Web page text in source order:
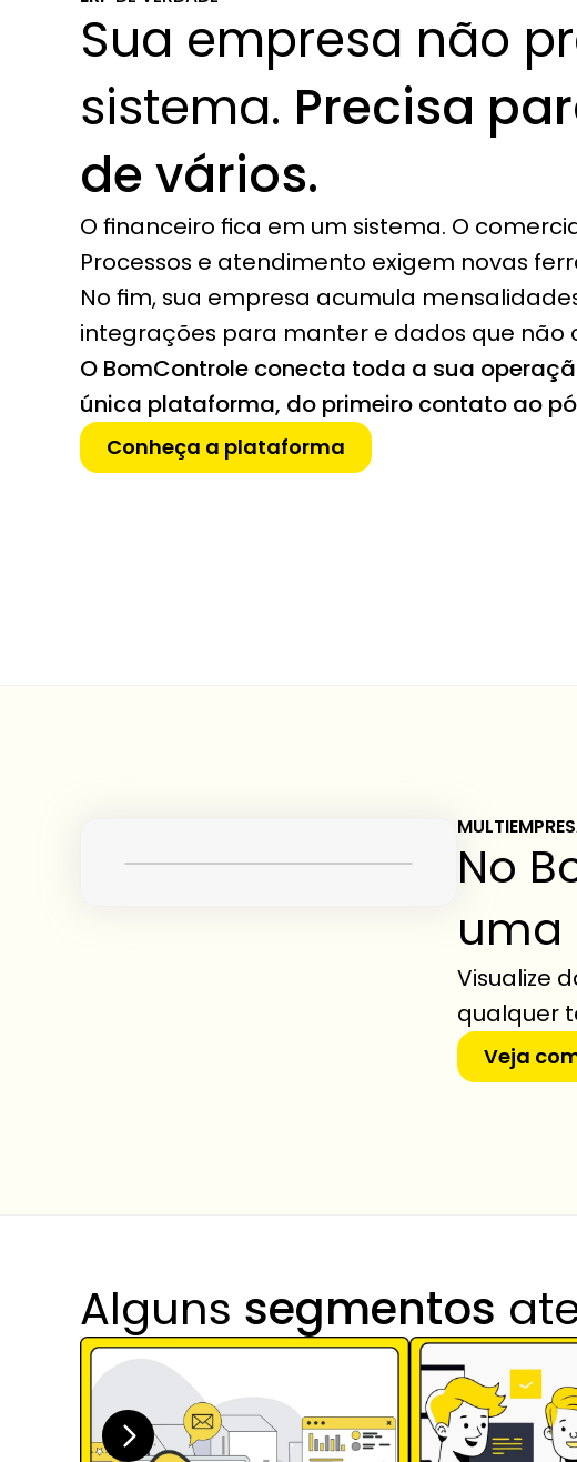
Sua empresa não
sistema. Precisa
de vários.
O financeiro fica em um sistema. O
Processos e atendimento exigem novas
No fim, sua empresa acumula
integrações para manter e dados que não
O BomControle conecta toda a sua
única plataforma, do primeiro contato ao
Conheça a plataforma
No
uma
Visualize
qualquer
Veja
Alguns segmentos